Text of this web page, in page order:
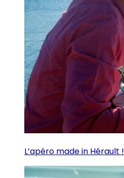
L’apéro made in Hérault !